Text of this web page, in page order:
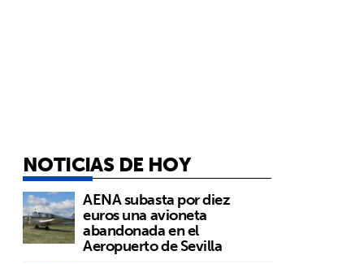
NOTICIAS DE HOY
AENA subasta por diez
euros una avioneta
abandonada en el
Aeropuerto de Sevilla